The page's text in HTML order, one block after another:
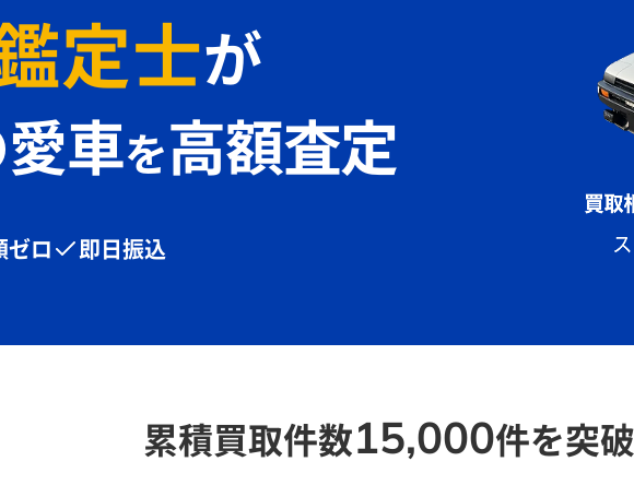
定士が
車を高額査定
ゼロ 即日振込
累積買取件数15,000件を突破